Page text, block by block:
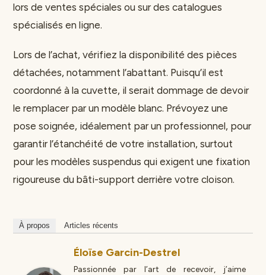
lors de ventes spéciales ou sur des catalogues
spécialisés en ligne.
Lors de l’achat, vérifiez la disponibilité des pièces
détachées, notamment l’abattant. Puisqu’il est
coordonné à la cuvette, il serait dommage de devoir
le remplacer par un modèle blanc. Prévoyez une
pose soignée, idéalement par un professionnel, pour
garantir l’étanchéité de votre installation, surtout
pour les modèles suspendus qui exigent une fixation
rigoureuse du bâti-support derrière votre cloison.
À propos Articles récents
Éloïse Garcin-Destrel
Passionnée par l’art de recevoir, j’aime